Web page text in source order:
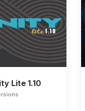
Lite 1.10